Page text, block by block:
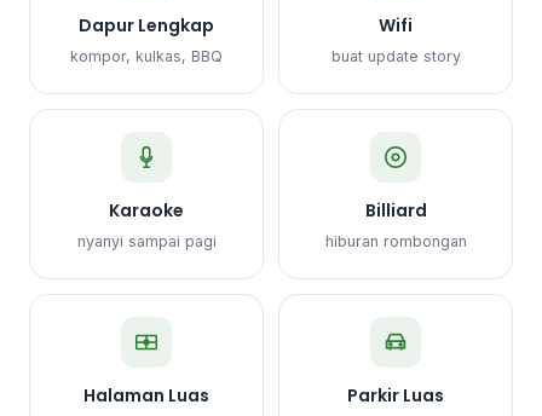
Dapur Lengkap
kompor, kulkas, BBQ
Wifi
buat update story
Karaoke
nyanyi sampai pagi
Billiard
hiburan rombongan
Halaman Luas Parkir Luas